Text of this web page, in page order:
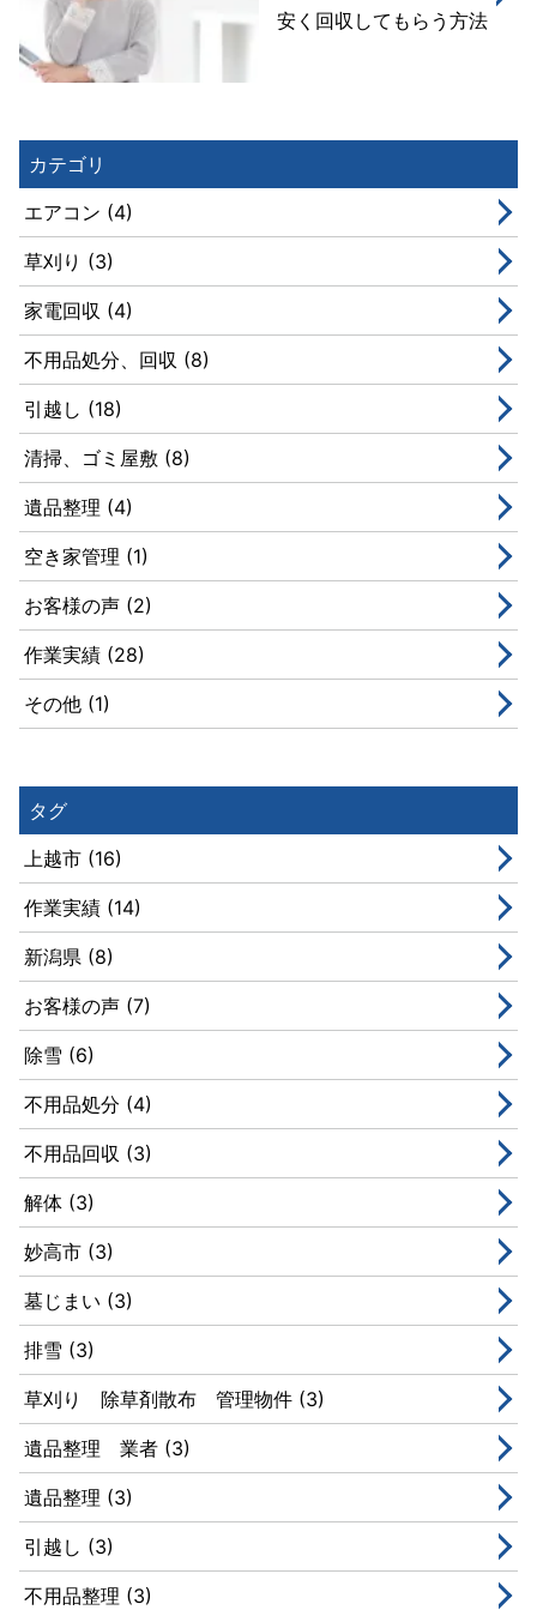
安く回収してもらう方法
カテゴリ
エアコン (4)
草刈り (3)
家電回収 (4)
不用品処分、回収 (8)
引越し (18)
清掃、ゴミ屋敷 (8)
遺品整理 (4)
空き家管理 (1)
お客様の声 (2)
作業実績 (28)
その他 (1)
タグ
上越市 (16)
作業実績 (14)
新潟県 (8)
お客様の声 (7)
除雪 (6)
不用品処分 (4)
不用品回収 (3)
解体 (3)
妙高市 (3)
墓じまい (3)
排雪 (3)
草刈り 除草剤散布 管理物件 (3)
遺品整理 業者 (3)
遺品整理 (3)
引越し (3)
不用品整理 (3)